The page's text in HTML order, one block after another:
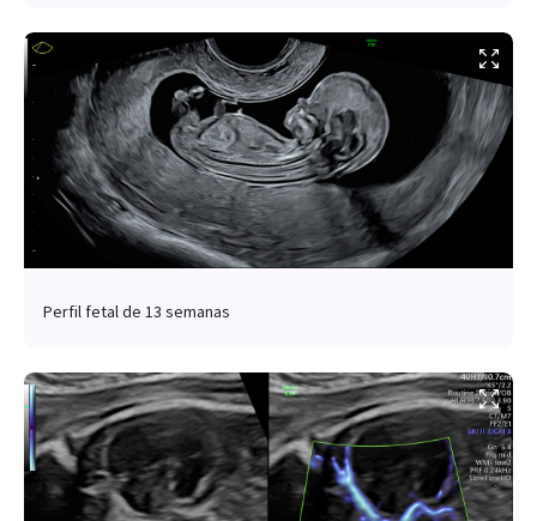
Perfil fetal de 13 semanas